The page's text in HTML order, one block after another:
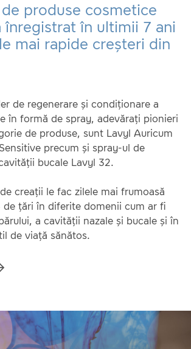
produse cosmetice
înregistrat în ultimii 7 ani
mai rapide creșteri din
de regenerare și condiționare a
în formă de spray, adevărați pionieri
de produse, sunt Lavyl Auricum
precum și spray-ul de
bucale Lavyl 32.
creații le fac zilele mai frumoasă
țări în diferite domenii cum ar fi
a cavității nazale și bucale și în
de viață sănătos.